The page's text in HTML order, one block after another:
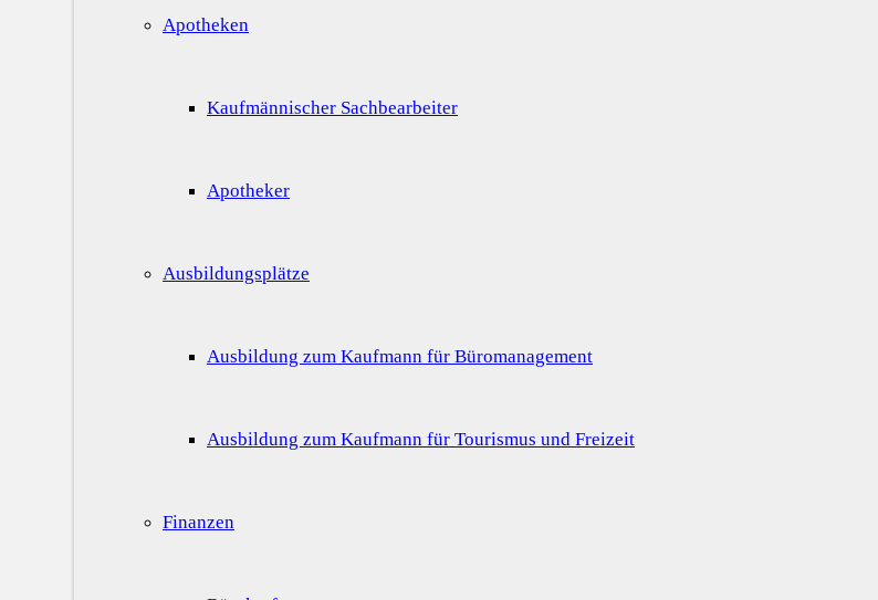
Apotheken
Kaufmännischer Sachbearbeiter
Apotheker
Ausbildungsplätze
Ausbildung zum Kaufmann für Büromanagement
Ausbildung zum Kaufmann für Tourismus und Freizeit
Finanzen